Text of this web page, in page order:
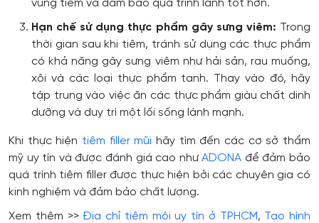
vùng tiêm và đảm bảo quá trình lành tốt hơn.
Hạn chế sử dụng thực phẩm gây sưng viêm: Trong
thời gian sau khi tiêm, tránh sử dụng các thực phẩm
có khả năng gây sưng viêm như hải sản, rau muống,
xôi và các loại thực phẩm tanh. Thay vào đó, hãy
tập trung vào việc ăn các thực phẩm giàu chất dinh
dưỡng và duy trì một lối sống lành mạnh.
Khi thực hiện tiêm filler mũi hãy tìm đến các cơ sở thẩm
mỹ uy tín và được đánh giá cao nhưADONA để đảm bảo
quá trình tiêm filler được thực hiện bởi các chuyên gia có
kinh nghiệm và đảm bảo chất lượng.
Xem thêm >>Địa chỉ tiêm môi uy tín ở TPHCM, Tạo hình